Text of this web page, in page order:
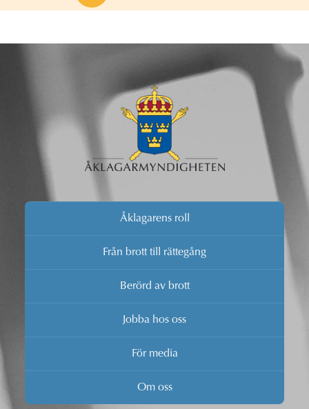
Åklagarens roll
Från brott till rättegång
Berörd av brott
Jobba hos oss
För media
Om oss